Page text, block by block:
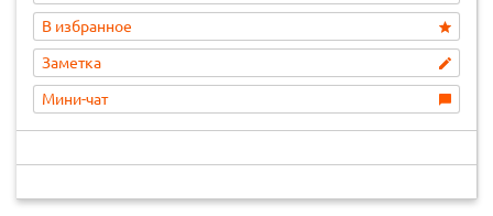
В избранное
Заметка
Мини-чат